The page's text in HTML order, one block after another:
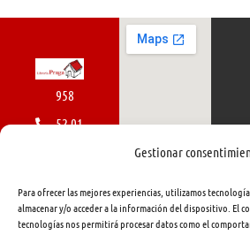
Gestionar
Para ofrecer las mejores experiencias, utilizamos
almacenar y/o acceder a la información del dispositivo. El
tecnologías nos permitirá procesar datos como el
958
52 01
462